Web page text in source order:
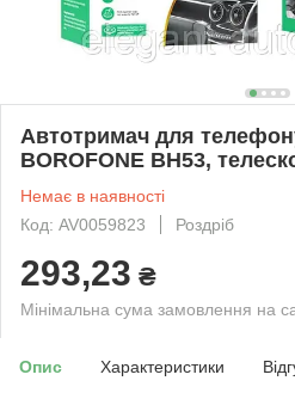
Автотримач для
BOROFONE BH53,
Немає в наявності
Код: AV0059823
Роздріб
293,23 ₴
Мінімальна сума замовлення на
Опис Характеристики